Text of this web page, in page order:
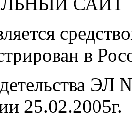
в
25.02.2005г.